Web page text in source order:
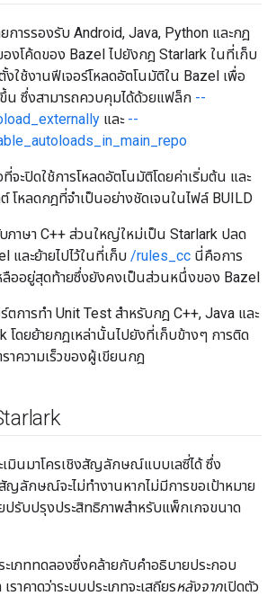
ยการรองรับ Android, Java, Python และกฎ
งโค้ดของ Bazel ไปยังกฎ Starlark ในที่เก็บ
งใช้งานฟีเจอร์โหลดอัตโนมัติใน Bazel เพื่อ
น ซึ่งสามารถควบคุมได้ด้วยแฟล็ก --
และ --
จะปิดใช้การโหลดอัตโนมัติโดยค่าเริ่มต้น และ
โหลดกฎที่จำเป็นอย่างชัดเจนในไฟล์ BUILD
บภาษา C++ ส่วนใหญ่ใหม่เป็น Starlark ปลด
และย้ายไปไว้ในที่เก็บ /rules_cc นี่คือการ
ลืออยู่สุดท้ายซึ่งยังคงเป็นส่วนหนึ่งของ Bazel
ตการทำ Unit Test สำหรับกฎ C++, Java และ
โดยย้ายกฎเหล่านั้นไปยังที่เก็บข้างๆ การติด
าความเร็วของผู้เขียนกฎ
เมินมาโครเชิงสัญลักษณ์แบบเลซี่ได้ ซึ่ง
สัญลักษณ์จะไม่ทํางานหากไม่มีการขอเป้าหมาย
ยปรับปรุงประสิทธิภาพสําหรับแพ็กเกจขนาด
ะเภททดลองซึ่งคล้ายกับคำอธิบายประกอบ
ราคาดว่าระบบประเภทจะเสถียรหลังจากเปิดตัว